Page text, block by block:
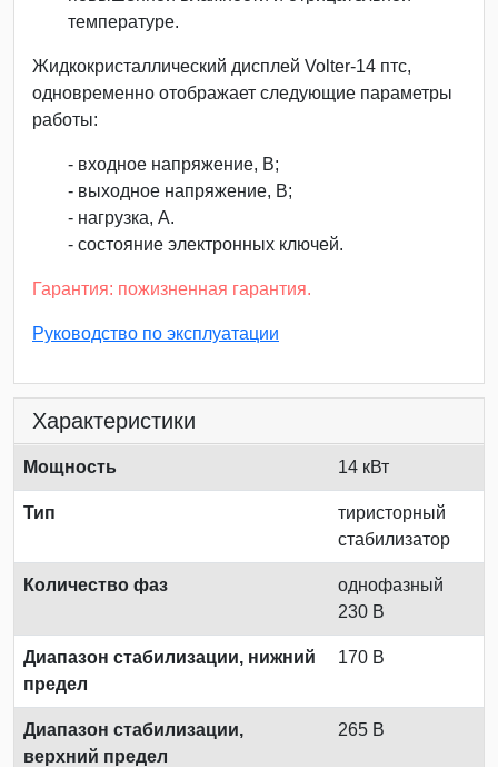
температуре.
Жидкокристаллический дисплей Volter-14 птc,
одновременно отображает следующие параметры
работы:
- входное напряжение, В;
- выходное напряжение, В;
- нагрузка, А.
- состояние электронных ключей.
Гарантия: пожизненная гарантия.
Руководство по эксплуатации
Характеристики
Мощность 14 кВт
Тип
тиристорный
стабилизатор
Количество фаз
однофазный
230 В
Диапазон стабилизации, нижний
предел
170 В
Диапазон стабилизации,
верхний предел
265 В